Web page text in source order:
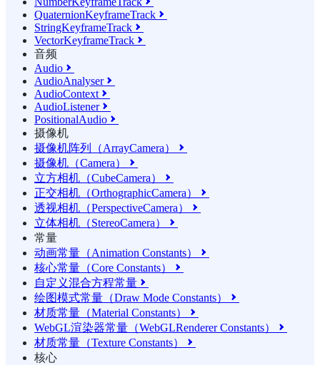
QuaternionKeyframeTrack 
StringKeyframeTrack 
VectorKeyframeTrack 
音频
Audio 
AudioAnalyser
AudioContext 
AudioListener
PositionalAudio 
摄像机
摄像机阵列（ArrayCamera）

摄像机（Camera） 
立方相机（CubeCamera） 
正交相机（OrthographicCamera） 
透视相机（PerspectiveCamera） 
立体相机（StereoCamera） 
常量
动画常量（Animation Constants）

核心常量（Core Constants） 
自定义混合方程常量 
绘图模式常量（Draw Mode Constants） 
材质常量（Material Constants） 
WebGL渲染器常量（WebGLRenderer Constants） 
材质常量（Texture Constants） 
核心